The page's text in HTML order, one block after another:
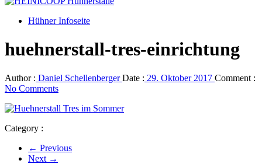
Hühner Infoseite
huehnerstall-tres-einrichtung
Author : Daniel SchellenbergerDate : 29. Oktober 2017 Comment :
No Comments
Category :
← Previous
Next →